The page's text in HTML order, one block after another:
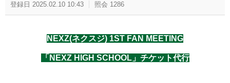
登録日 2025.02.10 10:43 照会 1286
NEXZ(ネクスジ) 1ST FAN MEETING
「NEXZ HIGH SCHOOL」チケット代行